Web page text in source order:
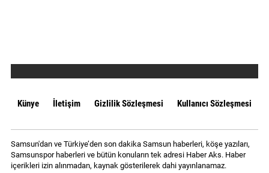
Künye İletişim Gizlilik Sözleşmesi Kullanıcı Sözleşmesi
Samsun'dan ve Türkiye’den son dakika Samsun haberleri, köşe yazıları,
Samsunspor haberleri ve bütün konuların tek adresi Haber Aks. Haber
içerikleri izin alınmadan, kaynak gösterilerek dahi yayınlanamaz.